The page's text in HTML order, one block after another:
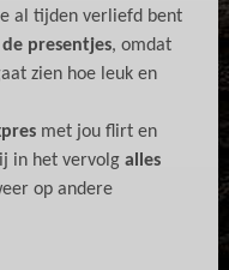
al tijden verliefd bent
presentjes, omdat
zien hoe leuk en
met jou flirt en
in het vervolg alles
op andere